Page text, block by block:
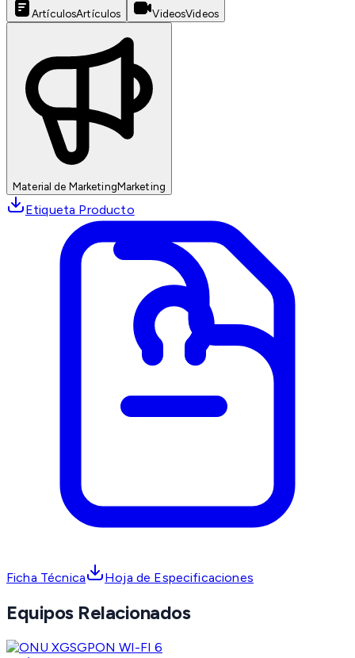
ArtículosArtículos VideosVideos
Material de MarketingMarketing
Etiqueta Producto
Ficha Técnica Hoja de Especificaciones
Equipos Relacionados